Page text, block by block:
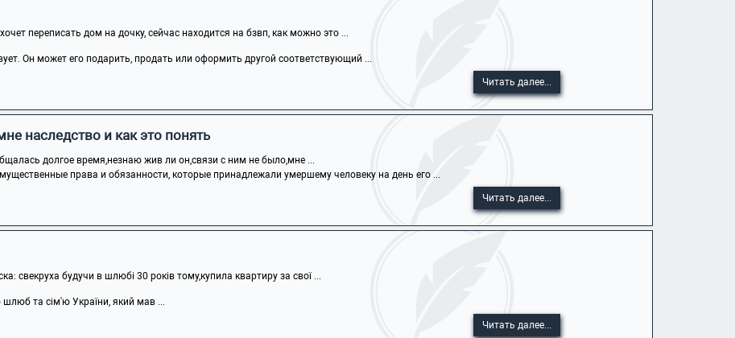
переписать дом на дочку, сейчас находится на бзвп, как можно это ...
Он может его подарить, продать или оформить другой соответствующий ...
Читать далее...
наследство и как это понять
долгое время,незнаю жив ли он,связи с ним не было,мне ...
права и обязанности, которые принадлежали умершему человеку на день его ...
Читать далее...
свекруха будучи в шлюбі 30 років тому,купила квартиру за свої ...
шлюб та сім'ю України, який мав ...
Читать далее...